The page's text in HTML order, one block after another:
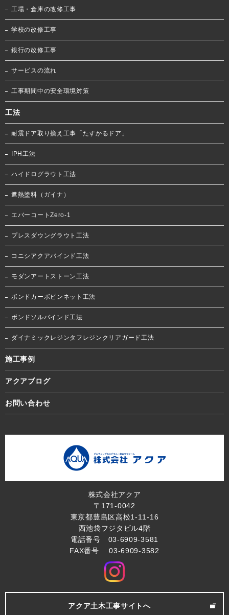
工場・倉庫の改修工事
学校の改修工事
銀行の改修工事
サービスの流れ
工事期間中の安全環境対策
工法
耐震ドア取り換え工事「たすかるドア」
IPH工法
ハイドログラウト工法
遮熱塗料（ガイナ）
エバーコートZero-1
プレスダウングラウト工法
コニシアクアバインド工法
モダンアートストーン工法
ボンドカーボピンネット工法
ボンドソルバインド工法
ダイナミックレジンタフレジンクリアガード工法
施工事例
アクアブログ
お問い合わせ
株式会社アクア
〒171-0042
東京都豊島区高松1-11-16
西池袋フジタビル4階
電話番号 03-6909-3581
FAX番号 03-6909-3582
アクア土木工事サイトへ